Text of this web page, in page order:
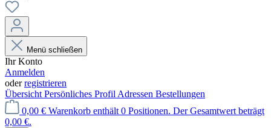
Menü schließen
Ihr Konto
Anmelden
oderregistrieren
Übersicht Persönliches Profil Adressen Bestellungen
0,00 € Warenkorb enthält 0 Positionen. Der Gesamtwert beträgt
0,00 €.